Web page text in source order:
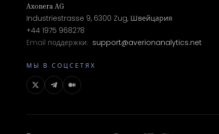
Axonera AG
Industriestrasse 9, 6300 Zug, Швейцария
+44 1975 968278
Email поддержки: support@averionanalytics.net
МЫ В СОЦСЕТЯХ